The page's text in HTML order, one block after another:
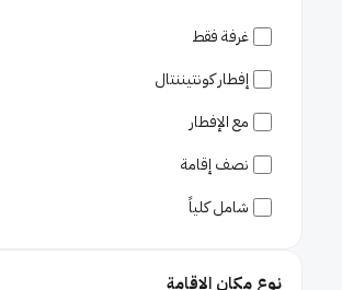
غرفة فقط
إفطار كونتيننتال
مع الإفطار
نصف إقامة
شامل كلياً
نوع مكان الإقامة